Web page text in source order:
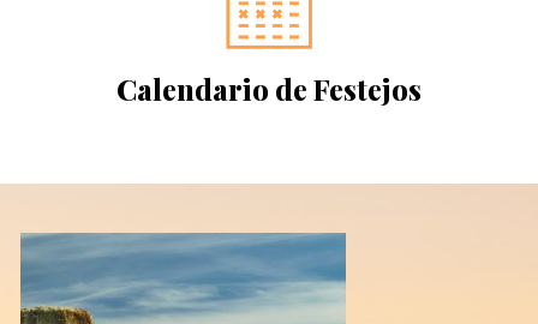
Calendario de Festejos